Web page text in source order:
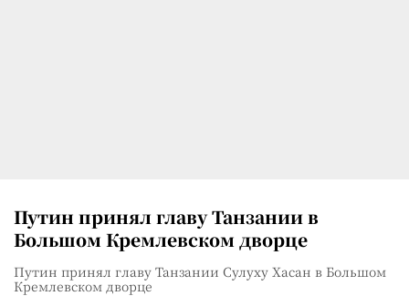
Путин принял главу Танзании в
Большом Кремлевском дворце
Путин принял главу Танзании Сулуху Хасан в Большом
Кремлевском дворце